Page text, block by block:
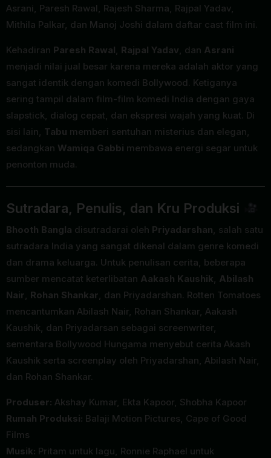
Asrani, Paresh Rawal, Rajesh Sharma, Rajpal Yadav,
Mithila Palkar, dan Manoj Joshi dalam daftar cast film ini.
Kehadiran Paresh Rawal, Rajpal Yadav, dan Asrani
menjadi nilai jual besar karena mereka adalah aktor yang
sangat identik dengan komedi Bollywood. Ketiganya
sering tampil dalam film-film komedi India dengan gaya
slapstick, dialog cepat, dan ekspresi wajah yang kuat. Di
sisi lain, Tabu memberi sentuhan misterius dan elegan,
sedangkan Wamiqa Gabbi membawa energi segar untuk
penonton muda.
Sutradara, Penulis, dan Kru Produksi
Bhooth Bangla disutradarai oleh Priyadarshan, salah satu
sutradara India yang sangat dikenal dalam genre komedi
dan drama keluarga. Untuk penulisan cerita, beberapa
sumber mencatat keterlibatan Aakash Kaushik, Abilash
Nair, Rohan Shankar, dan Priyadarshan. Rotten Tomatoes
mencantumkan Abilash Nair, Rohan Shankar, Aakash
Kaushik, dan Priyadarsan sebagai screenwriter,
sementara Bollywood Hungama menyebut cerita Akash
Kaushik serta screenplay oleh Priyadarshan, Abilash Nair,
dan Rohan Shankar.
Produser: Akshay Kumar, Ekta Kapoor, Shobha Kapoor
Rumah Produksi: Balaji Motion Pictures, Cape of Good
Films
Musik: Pritam untuk lagu, Ronnie Raphael untuk